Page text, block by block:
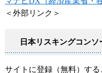
＜外部リンク＞
日本リスキングコンソ
サイトに登録（無料）す